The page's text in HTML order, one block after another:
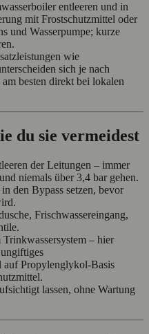
entleeren und in
mit Frostschutzmittel oder
und Wasserpumpe; kurze
wie
sich je nach
besten direkt bei lokalen
du sie vermeidest
der Leitungen – immer
niemals über 3,4 bar gehen.
den Bypass setzen, bevor
Frischwassereingang,
– hier
auf Propylenglykol‑Basis
lassen, ohne Wartung